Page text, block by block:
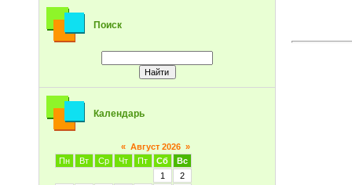
Поиск
Календарь
« Август 2026 »
Пн
Вт Ср Чт Пт Сб
Вс
1
2